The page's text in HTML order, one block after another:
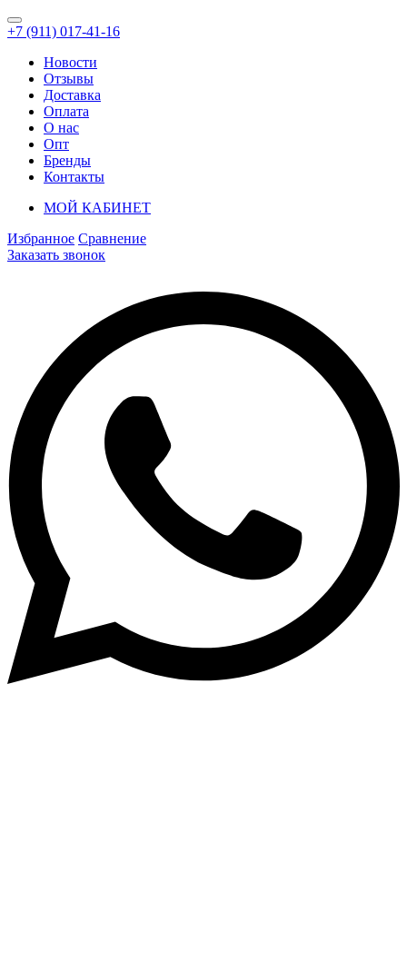
+7 (911) 017-41-16
Новости
Отзывы
Доставка
Оплата
О нас
Опт
Бренды
Контакты
МОЙ КАБИНЕТ
Избранное Сравнение
Заказать звонок